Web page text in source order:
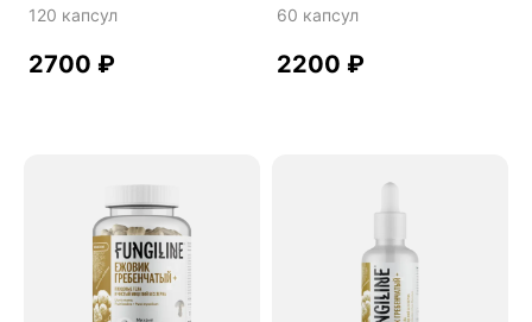
Зависимости
Здоровое пищеварение
Здоровые суставы
Здоровый микробиом
120 капсул
2700 ₽
60 капсул
2200 ₽